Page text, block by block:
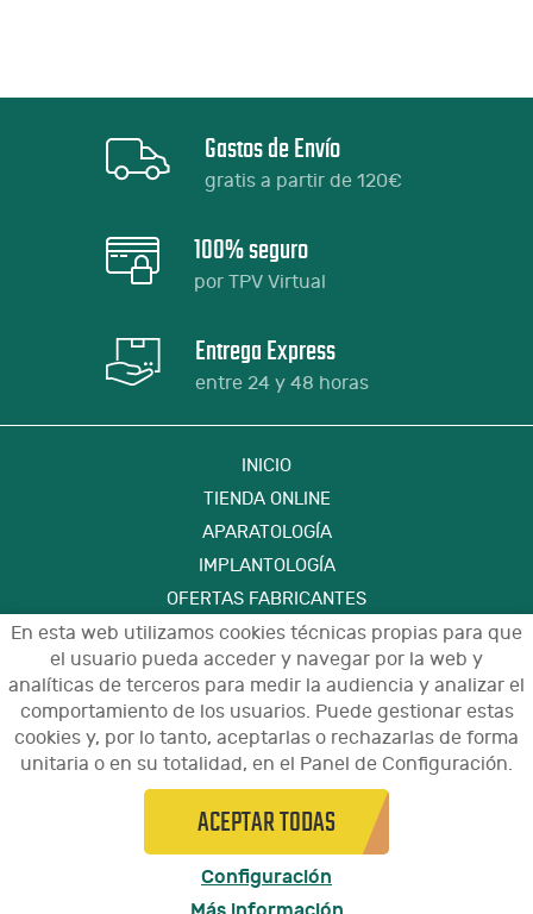
En esta web utilizamos cookies técnicas propias para que
el usuario pueda acceder y navegar por la web y
analíticas de terceros para medir la audiencia y analizar el
comportamiento de los usuarios. Puede gestionar estas
cookies y, por lo tanto, aceptarlas o rechazarlas de forma
unitaria o en su totalidad, en el Panel de Configuración.
ACEPTAR TODAS
Configuración
Gastos de Envío
gratis a partir de 120€
100% seguro
por TPV Virtual
Entrega Express
entre 24 y 48 horas
INICIO
TIENDA ONLINE
APARATOLOGÍA
IMPLANTOLOGÍA
OFERTAS FABRICANTES
FORMACIÓN
CONTACTO
Aviso Legal
Política de Privacidad de Datos
Política de Cookies
Configuración de Cookies
Condiciones de Uso y Devoluciones
© 2021 - Diseño y programación por